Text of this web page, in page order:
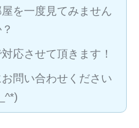
を一度見てみません
応させて頂きます！
問い合わせください